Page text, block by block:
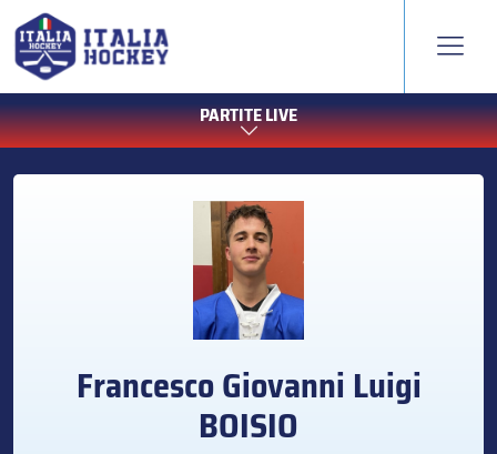
PARTITE LIVE
Francesco Giovanni Luigi
BOISIO